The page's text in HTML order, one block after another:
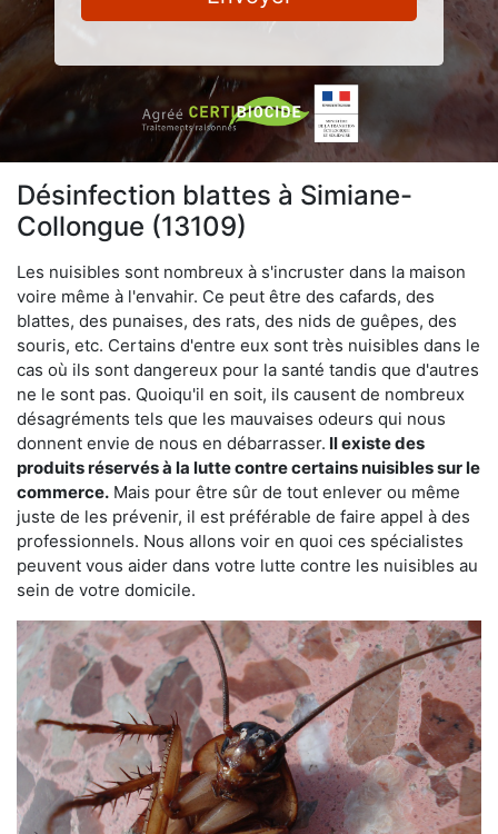
Désinfection blattes à Simiane-
Collongue (13109)
Les nuisibles sont nombreux à s'incruster dans la maison
voire même à l'envahir. Ce peut être des cafards, des
blattes, des punaises, des rats, des nids de guêpes, des
souris, etc. Certains d'entre eux sont très nuisibles dans le
cas où ils sont dangereux pour la santé tandis que d'autres
ne le sont pas. Quoiqu'il en soit, ils causent de nombreux
désagréments tels que les mauvaises odeurs qui nous
donnent envie de nous en débarrasser. Il existe des
produits réservés à la lutte contre certains nuisibles sur le
commerce. Mais pour être sûr de tout enlever ou même
juste de les prévenir, il est préférable de faire appel à des
professionnels. Nous allons voir en quoi ces spécialistes
peuvent vous aider dans votre lutte contre les nuisibles au
sein de votre domicile.